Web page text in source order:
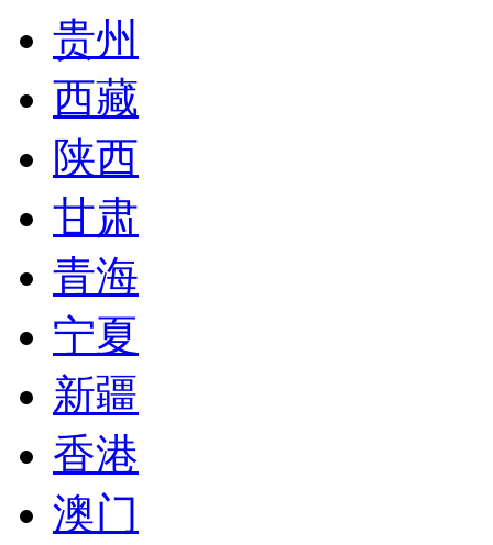
贵州
西藏
陕西
甘肃
青海
宁夏
新疆
香港
澳门